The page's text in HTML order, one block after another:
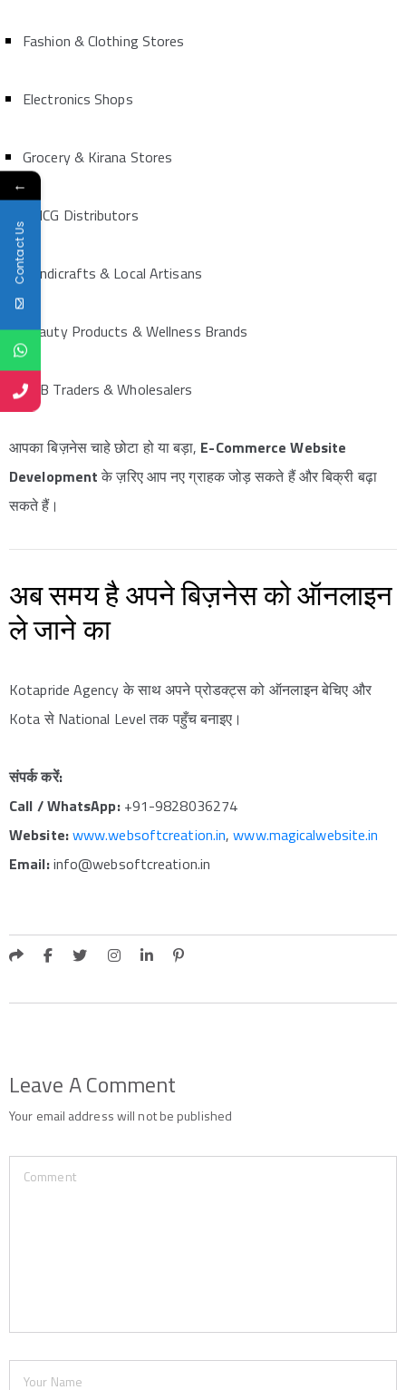
Fashion & Clothing Stores
Electronics Shops
Grocery & Kirana Stores
FMCG Distributors
Handicrafts & Local Artisans
Beauty Products & Wellness Brands
B2B Traders & Wholesalers
आपका बिज़नेस चाहे छोटा हो या बड़ा, E-Commerce Website
Developmentके ज़रिए आप नए ग्राहक जोड़ सकते हैं और बिक्री बढ़ा
सकते हैं।
अब समय है अपने बिज़नेस को ऑनलाइन
ले जाने का
Kotapride Agency के साथ अपने प्रोडक्ट्स को ऑनलाइन बेचिए और
Kota से National Level तक पहुँच बनाइए।
संपर्क करें:
Call / WhatsApp:+91-9828036274
Website:www.websoftcreation.in,www.magicalwebsite.in
Email:info@websoftcreation.in
Leave A Comment
Your email address will not be published
←
Contact Us